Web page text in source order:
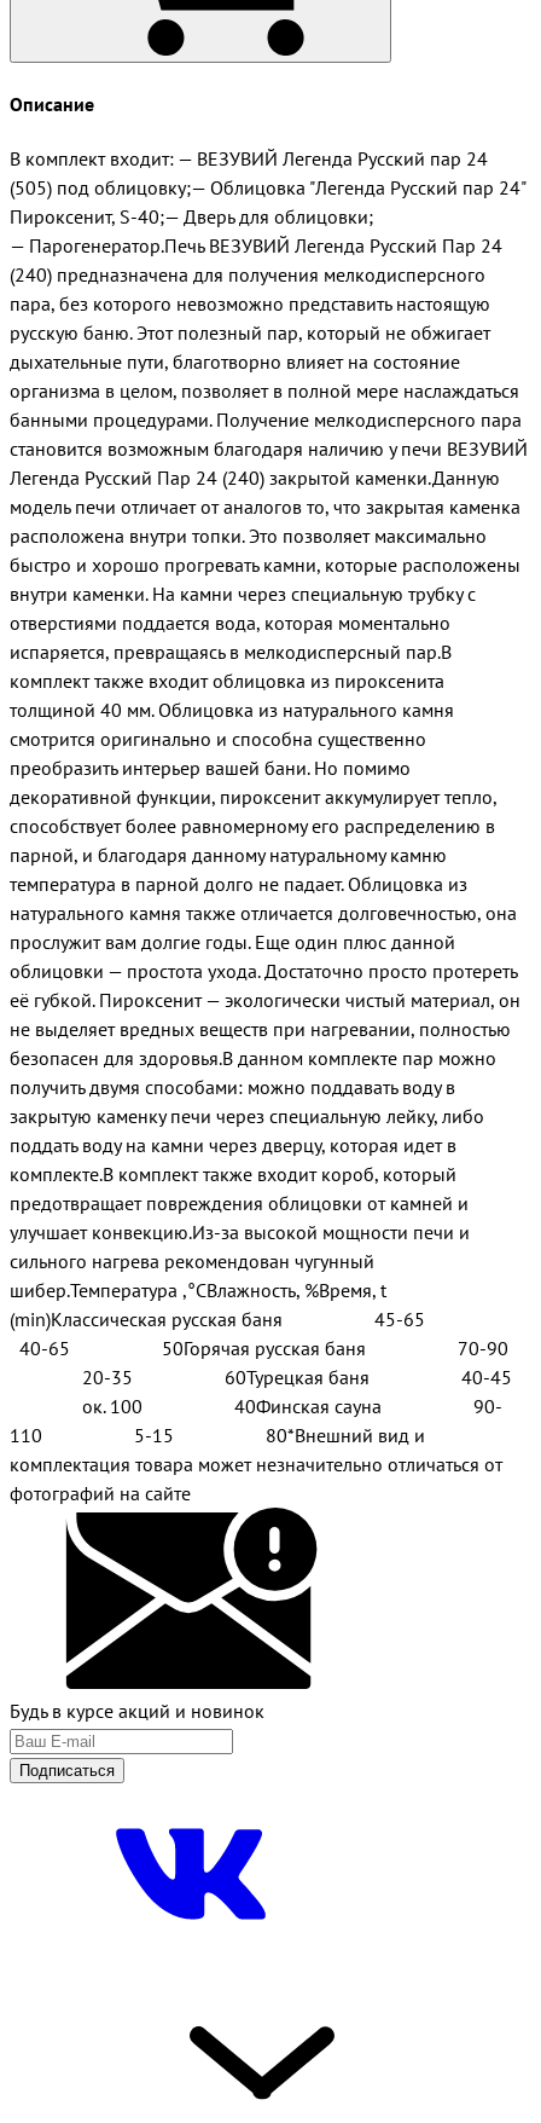
Описание
В комплект входит: — ВЕЗУВИЙ Легенда Русский пар 24
(505) под облицовку;— Облицовка "Легенда Русский пар 24"
Пироксенит, S-40;— Дверь для облицовки;
— Парогенератор.Печь ВЕЗУВИЙ Легенда Русский Пар 24
(240) предназначена для получения мелкодисперсного
пара, без которого невозможно представить настоящую
русскую баню. Этот полезный пар, который не обжигает
дыхательные пути, благотворно влияет на состояние
организма в целом, позволяет в полной мере наслаждаться
банными процедурами. Получение мелкодисперсного пара
становится возможным благодаря наличию у печи ВЕЗУВИЙ
Легенда Русский Пар 24 (240) закрытой каменки.Данную
модель печи отличает от аналогов то, что закрытая каменка
расположена внутри топки. Это позволяет максимально
быстро и хорошо прогревать камни, которые расположены
внутри каменки. На камни через специальную трубку с
отверстиями поддается вода, которая моментально
испаряется, превращаясь в мелкодисперсный пар.В
комплект также входит облицовка из пироксенита
толщиной 40 мм. Облицовка из натурального камня
смотрится оригинально и способна существенно
преобразить интерьер вашей бани. Но помимо
декоративной функции, пироксенит аккумулирует тепло,
способствует более равномерному его распределению в
парной, и благодаря данному натуральному камню
температура в парной долго не падает. Облицовка из
натурального камня также отличается долговечностью, она
прослужит вам долгие годы. Еще один плюс данной
облицовки — простота ухода. Достаточно просто протереть
её губкой. Пироксенит — экологически чистый материал, он
не выделяет вредных веществ при нагревании, полностью
безопасен для здоровья.В данном комплекте пар можно
получить двумя способами: можно поддавать воду в
закрытую каменку печи через специальную лейку, либо
поддать воду на камни через дверцу, которая идет в
комплекте.В комплект также входит короб, который
предотвращает повреждения облицовки от камней и
улучшает конвекцию.Из-за высокой мощности печи и
сильного нагрева рекомендован чугунный
шибер.Температура ,°СВлажность, %Время, t
(min)Классическая русская баня 45-65
40-65 50Горячая русская баня 70-90
20-35 60Турецкая баня 40-45
ок. 100 40Финская сауна 90-
110 5-15 80*Внешний вид и
комплектация товара может незначительно отличаться от
фотографий на сайте
Будь в курсе акций и новинок
Подписаться